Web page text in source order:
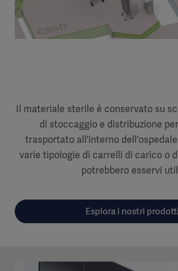
Il materiale sterile è conservato su
di stoccaggio e distribuzione
trasportato all'interno
varie tipologie di carrelli di carico o
potrebbero esservi
Esplora i nostri prodotti